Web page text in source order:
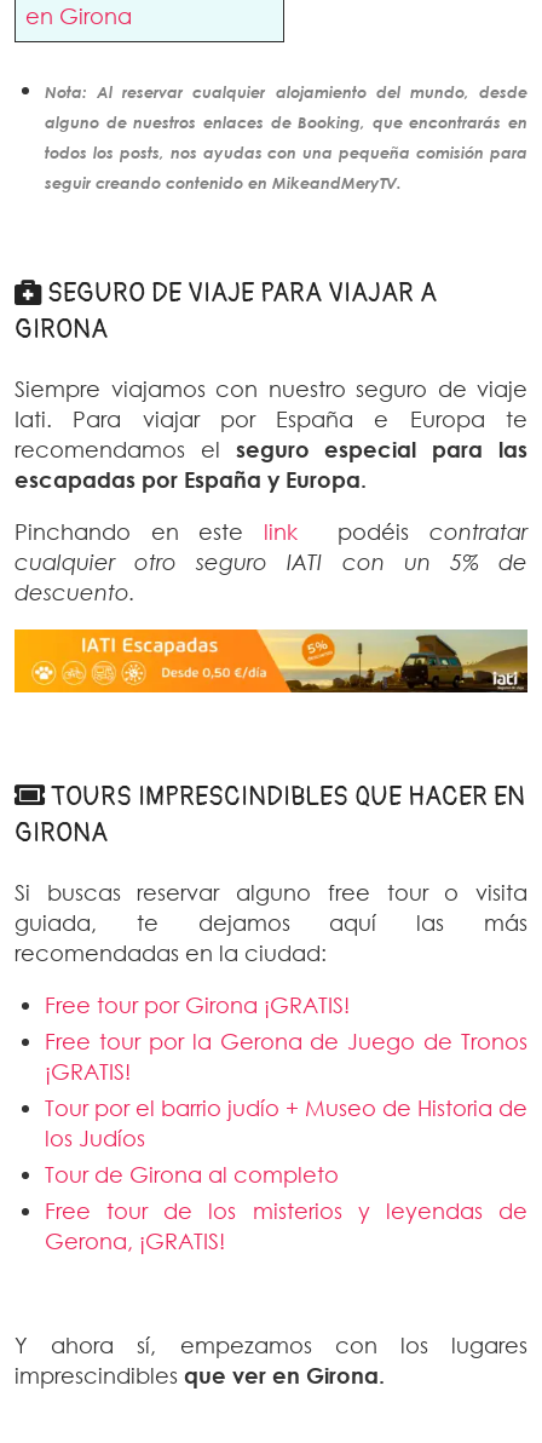
en Girona
Nota: Al reservar cualquier alojamiento del mundo, desde
alguno de nuestros enlaces de Booking, que encontrarás en
todos los posts, nos ayudas con una pequeña comisión para
seguir creando contenido en MikeandMeryTV.
SEGURO DE VIAJE PARA VIAJAR A
GIRONA
Siempre viajamos con nuestro seguro de viaje
Iati. Para viajar por España e Europa te
recomendamos el seguro especial para las
escapadas por España y Europa.
Pinchando en este link podéiscontratar
cualquier otro seguro IATI con un 5% de
descuento.
TOURS IMPRESCINDIBLES QUE HACER EN
GIRONA
Si buscas reservar alguno free tour o visita
guiada, te dejamos aquí las más
recomendadas en la ciudad:
Free tour por Girona ¡GRATIS!
Free tour por la Gerona de Juego de Tronos
¡GRATIS!
Tour por el barrio judío + Museo de Historia de
los Judíos
Tour de Girona al completo
Free tour de los misterios y leyendas de
Gerona, ¡GRATIS!
Y ahora sí, empezamos con los lugares
imprescindibles que ver en Girona.